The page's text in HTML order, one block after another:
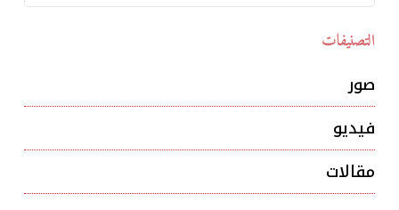
التصنيفات
صور
فيديو
مقالات